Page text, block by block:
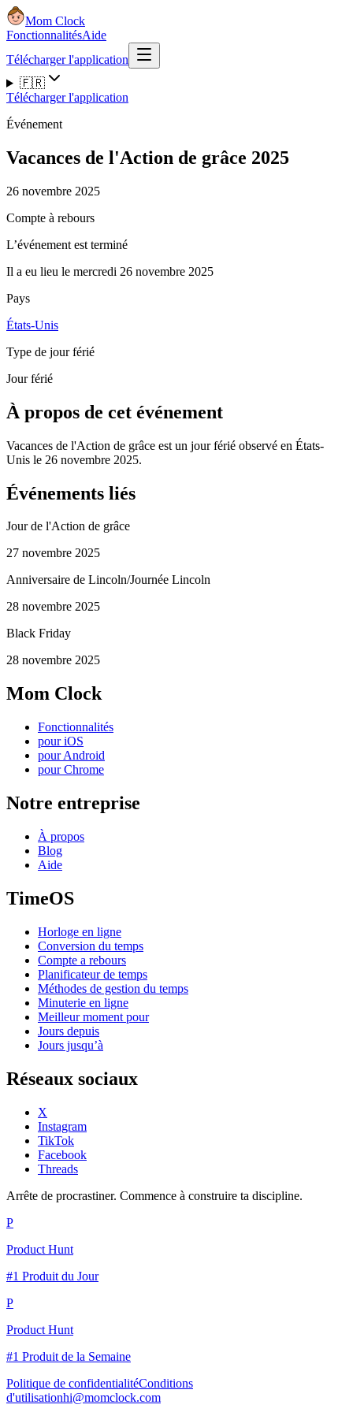
Mom Clock
FonctionnalitésAide
Télécharger l'application
🇫🇷
Télécharger l'application
Événement
Vacances de l'Action de grâce 2025
26 novembre 2025
Compte à rebours
L’événement est terminé
Il a eu lieu le mercredi 26 novembre 2025
Pays
États-Unis
Type de jour férié
Jour férié
À propos de cet événement
Vacances de l'Action de grâce est un jour férié observé en États-
Unis le 26 novembre 2025.
Événements liés
Jour de l'Action de grâce
27 novembre 2025
Anniversaire de Lincoln/Journée Lincoln
28 novembre 2025
Black Friday
28 novembre 2025
Mom Clock
Fonctionnalités
pour iOS
pour Android
pour Chrome
Notre entreprise
À propos
Blog
Aide
TimeOS
Horloge en ligne
Conversion du temps
Compte a rebours
Planificateur de temps
Méthodes de gestion du temps
Minuterie en ligne
Meilleur moment pour
Jours depuis
Jours jusqu’à
Réseaux sociaux
X
Instagram
TikTok
Facebook
Threads
Arrête de procrastiner. Commence à construire ta discipline.
P
Product Hunt
#1 Produit du Jour
P
Product Hunt
#1 Produit de la Semaine
Politique de confidentialitéConditions
d'utilisationhi@momclock.com